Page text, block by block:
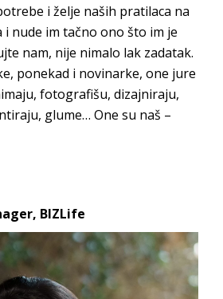
i želje naših pratilaca na
nude im tačno ono što im je
nam, nije nimalo lak zadatak.
ponekad i novinarke, one jure
fotografišu, dizajniraju,
glume… One su naš –
BIZLife